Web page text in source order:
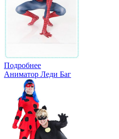
Подробнее
Аниматор Леди Баг